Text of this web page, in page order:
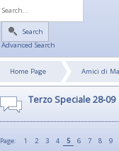
Search
Advanced Search
Home Page Amici di
Terzo Speciale 28-09
Page: 1 2 3 4 5 6 7 8 9